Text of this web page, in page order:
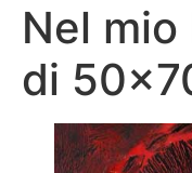
Nel mio
di